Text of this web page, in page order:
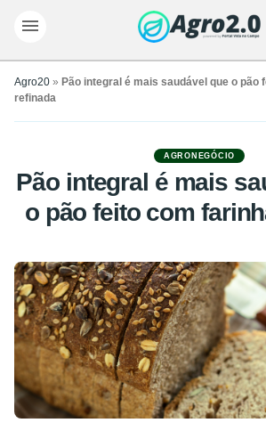
Agro20 » Pão integral é mais saudável que o pão
refinada
AGRONEGÓCIO
Pão integral é mais
o pão feito com